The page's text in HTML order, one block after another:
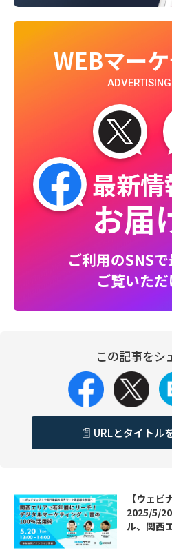
WEBマー
最新情
お届
ご利用のSNS
ご覧いた
この記事をシ
URLとタイトル
【ウェビ
2025/5/
ル、関西